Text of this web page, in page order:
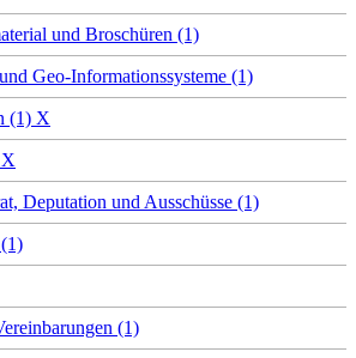
und Broschüren (1)
Geo-Informationssysteme (1)
(1) X
X
Deputation und Ausschüsse (1)
(1)